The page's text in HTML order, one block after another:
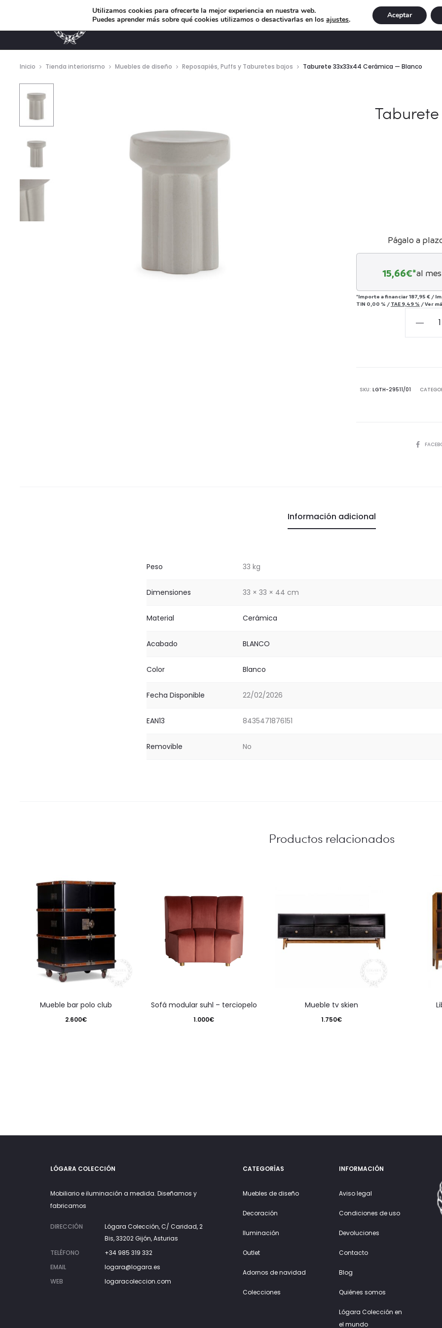
MUEBLES DE DISEÑO ILUMINACIÓN NAVIDAD
Inicio Tienda interiorismo Muebles de diseño Reposapiés, Puffs y Taburetes bajos Taburete 33x33x44 Cerámica — Blanco
Págalo a
15,66€*al
*Importe a financiar187,95 € /
TIN 0,00 % / TAE 9,49 % /Ver
Taburete
Blanco
SKU: LGTH-29511/01
Información adicional
Peso 33 kg
Dimensiones 33 × 33 × 44 cm
Material Cerámica
Acabado BLANCO
Color Blanco
Fecha Disponible 22/02/2026
EAN13 8435471876151
Removible No
Productos relacionados
mueble bar polo club
2.600€
sofá modular suhl – terciopelo
1.000€
mueble tv skien
1.750€
LÓGARA COLECCIÓN
Mobiliario e iluminación a medida. Diseñamos y
fabricamos
DIRECCIÓN
Lógara Colección, C/ Caridad, 2
Bis, 33202 Gijón, Asturias
TELÉFONO
+34 985 319 332
EMAIL
logara@logara.es
WEB
logaracoleccion.com
CATEGORÍAS
Muebles de diseño
Decoración
Iluminación
Outlet
Adornos de navidad
Colecciones
INFORMACIÓN
Aviso legal
Condiciones de uso
Devoluciones
Contacto
Blog
Quiénes somos
Lógara Colección en
el mundo
Utilizamos cookies para ofrecerte la mejor experiencia en nuestra web.
Puedes aprender más sobre qué cookies utilizamos o desactivarlas en losajustes. Aceptar